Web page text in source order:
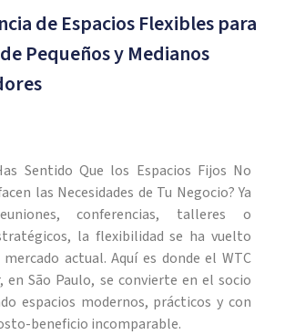
de Espacios Flexibles para
Pequeños y Medianos
Sentido Que los Espacios Fijos No
las Necesidades de Tu Negocio? Ya
conferencias, talleres o
la flexibilidad se ha vuelto
actual. Aquí es donde el WTC
en São Paulo, se convierte en el socio
espacios modernos, prácticos y con
beneficio incomparable.